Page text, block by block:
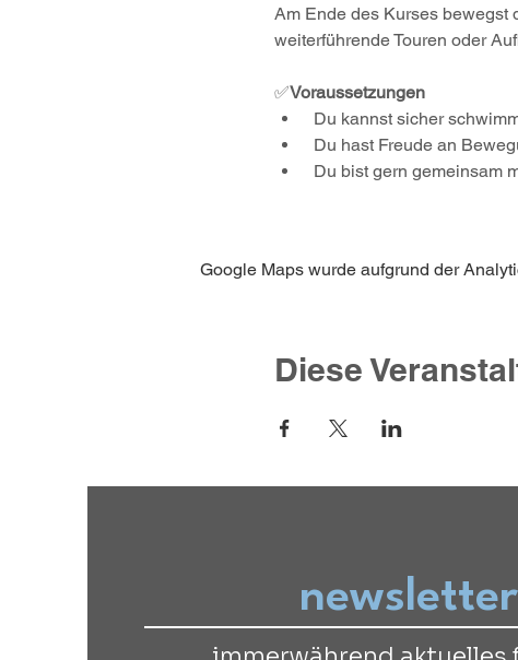
Am Ende des Kurses bewegst
weiterführende Touren oder
✅Voraussetzungen
Du kannst sicher
Du hast Freude an
Du bist gern gemeinsam
Google Maps wurde aufgrund der
Diese
newsletter